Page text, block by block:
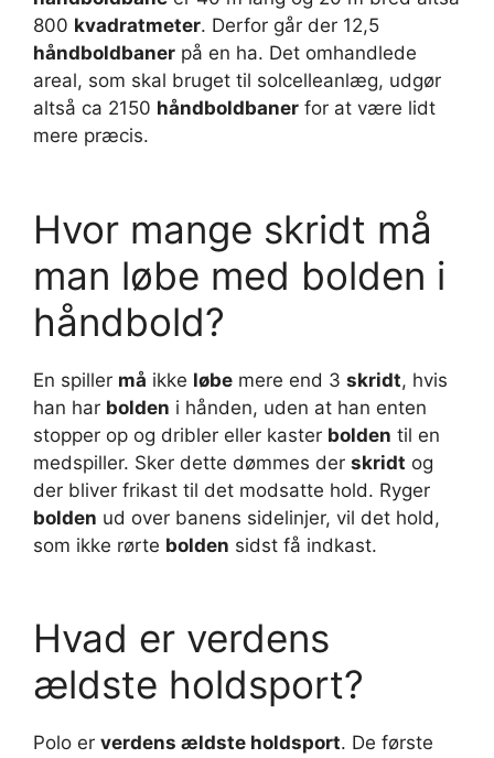
800 kvadratmeter. Derfor går der 12,5
håndboldbaner på en ha. Det omhandlede
areal, som skal bruget til solcelleanlæg, udgør
altså ca 2150 håndboldbaner for at være lidt
mere præcis.
Hvor mange skridt må
man løbe med bolden i
håndbold?
En spiller må ikke løbe mere end 3 skridt, hvis
han har bolden i hånden, uden at han enten
stopper op og dribler eller kaster bolden til en
medspiller. Sker dette dømmes der skridt og
der bliver frikast til det modsatte hold. Ryger
bolden ud over banens sidelinjer, vil det hold,
som ikke rørte bolden sidst få indkast.
Hvad er verdens
ældste holdsport?
Polo er verdens ældste holdsport. De første